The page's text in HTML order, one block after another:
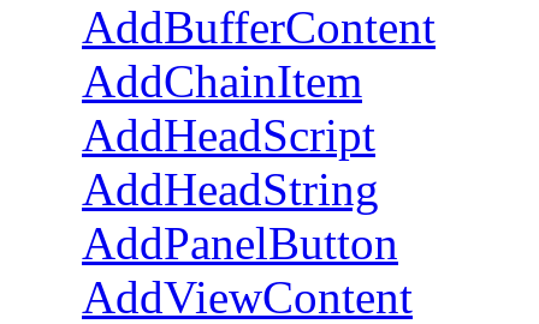
AddBufferContent
AddChainItem
AddHeadScript
AddHeadString
AddPanelButton
AddViewContent